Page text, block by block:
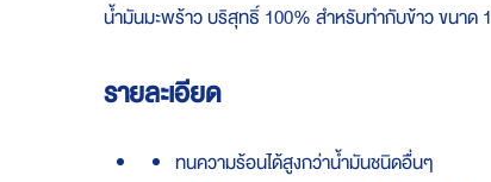
น้ำมันมะพร้าว บริสุทธิ์ 100% สำหรับทำกับข้าว ขนาด
รายละเอียด
ทนความร้อนได้สูงกว่าน้ำมันชนิดอื่นๆ